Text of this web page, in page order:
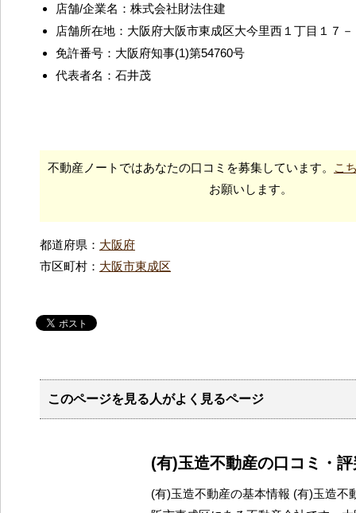
店舗/企業名：株式会社財法住建
店舗所在地：大阪府大阪市東成区大今里西１丁目１７
免許番号：大阪府知事(1)第54760号
代表者名：石井茂
不動産ノートではあなたの口コミを募集しています。
こ
お願いします。
都道府県： 大阪府
市区町村： 大阪市東成区
このページを見る人がよく見るページ
(有)玉造不動産の口コミ・
(有)玉造不動産の基本情報 (有)玉造不